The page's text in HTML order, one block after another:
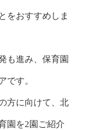
をおすすめしま
も進み、保育園
です。
方に向けて、北
園を2園ご紹介